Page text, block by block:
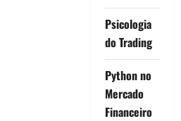
Psicologia
do Trading
Python no
Mercado
Financeiro